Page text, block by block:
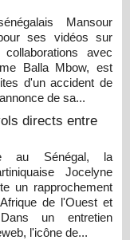
Mansour
ses vidéos sur
avec
Balla Mbow, est
d'un accident de
de sa...
directs entre
au Sénégal, la
Jocelyne
un rapprochement
de l'Ouest et
un entretien
l'icône de...